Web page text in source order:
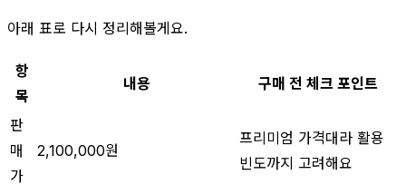
아래 표로 다시 정리해볼게요.
항
목
내용 구매 전 체크 포인트
판
매
가
2,100,000원
프리미엄 가격대라 활용
빈도까지 고려해요